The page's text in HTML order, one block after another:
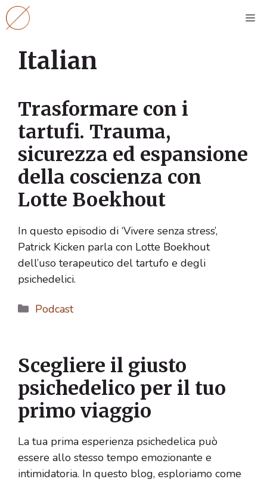
Vai
al
Italian
Trasformare con i
tartufi. Trauma,
sicurezza ed espansione
della coscienza con
Lotte Boekhout
In questo episodio di ‘Vivere senza stress’,
Patrick Kicken parla con Lotte Boekhout
dell’uso terapeutico del tartufo e degli
psichedelici.
Categorie
Podcast
Scegliere il giusto
psichedelico per il tuo
primo viaggio
La tua prima esperienza psichedelica può
essere allo stesso tempo emozionante e
intimidatoria. In questo blog, esploriamo come